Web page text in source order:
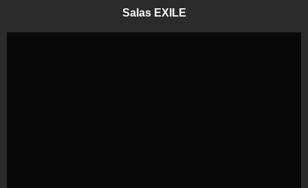
Salas EXILE